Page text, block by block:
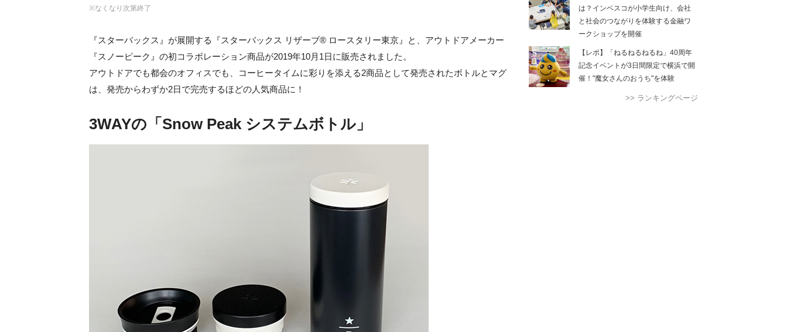
※なくなり次第終了
『スターバックス』が展開する『スターバックス リザーブ® ロースタリー東京』と、アウトドアメーカー
『スノーピーク』の初コラボレーション商品が2019年10月1日に販売されました。
アウトドアでも都会のオフィスでも、コーヒータイムに彩りを添える2商品として発売されたボトルとマグ
は、発売からわずか2日で完売するほどの人気商品に！
3WAYの「Snow Peak システムボトル」
は？インベスコが小学生向け、会社
と社会のつながりを体験する金融ワ
ークショップを開催
【レポ】「ねるねるねるね」40周年
記念イベントが3日間限定で横浜で開
催！"魔女さんのおうち"を体験
>> ランキングページ